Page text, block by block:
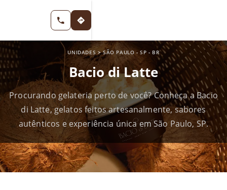
UNIDADES>SÃO PAULO-SP - BR
Bacio di Latte
Procurando gelateria perto de você? Conheça a Bacio
di Latte, gelatos feitos artesanalmente, sabores
autênticos e experiência única em São Paulo, SP.